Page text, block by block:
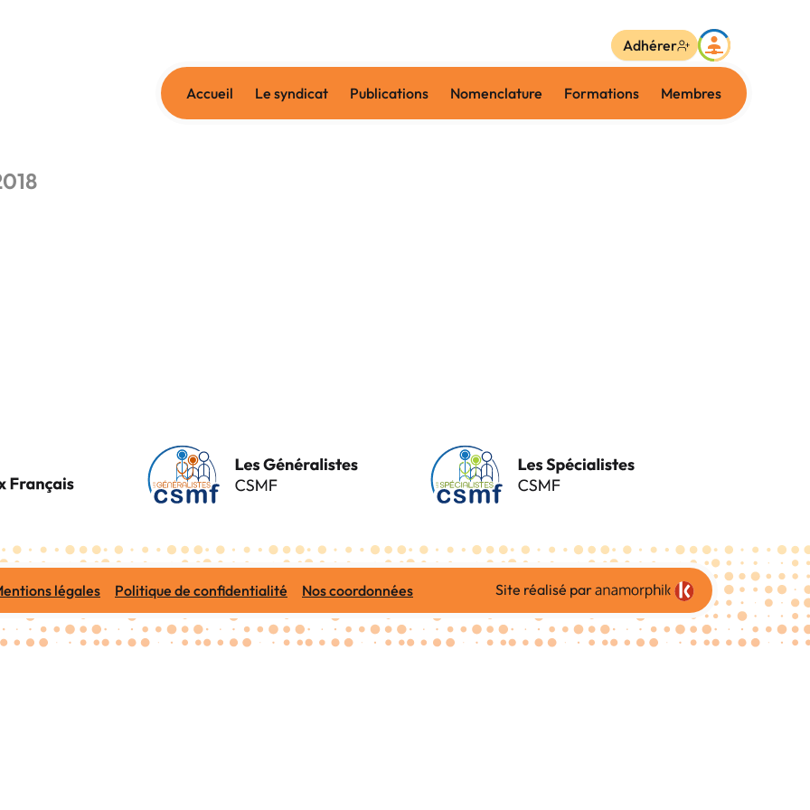
Accueil Le syndicat Publications Nomenclature Formations Membres
Adhérer
légales Politique de confidentialité Nos coordonnées Site réalisé par